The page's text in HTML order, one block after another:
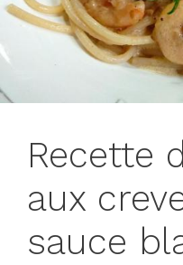
Recette
aux
sauce